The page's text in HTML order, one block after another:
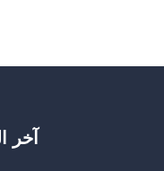
آخر